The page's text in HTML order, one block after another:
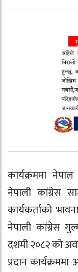
कार्यक्रममा
नेपाली कांग्रेस
कार्यकर्ताको
नेपाली कांग्रेस
दशमी २०८२ को
प्रदान